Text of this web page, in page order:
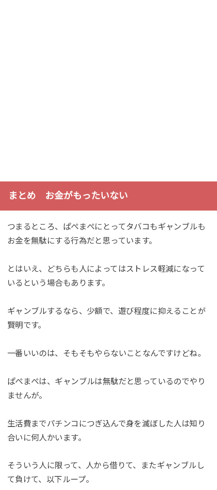
まとめ お金がもったいない
つまるところ、ぱぺまぺにとってタバコもギャンブルも
お金を無駄にする行為だと思っています。
とはいえ、どちらも人によってはストレス軽減になって
いるという場合もあります。
ギャンブルするなら、少額で、遊び程度に抑えることが
賢明です。
一番いいのは、そもそもやらないことなんですけどね。
ぱぺまぺは、ギャンブルは無駄だと思っているのでやり
ませんが。
生活費までパチンコにつぎ込んで身を滅ぼした人は知り
合いに何人かいます。
そういう人に限って、人から借りて、またギャンブルし
て負けて、以下ループ。